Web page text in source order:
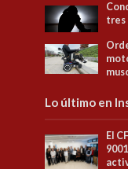
tres
Lo último en
El